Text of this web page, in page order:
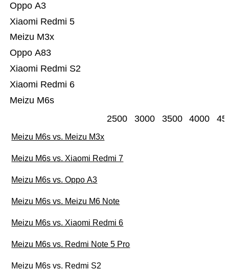
Meizu M6s
Xiaomi Redmi 6
Xiaomi Redmi S2
Oppo A83
Meizu M3x
Xiaomi Redmi 5
Oppo A3
2500 3000 3500 4000
Meizu M6s vs. Meizu M3x
Meizu M6s vs. Xiaomi Redmi 7
Meizu M6s vs. Oppo A3
Meizu M6s vs. Meizu M6 Note
Meizu M6s vs. Xiaomi Redmi 6
Meizu M6s vs. Redmi Note 5 Pro
Meizu M6s vs. Redmi S2